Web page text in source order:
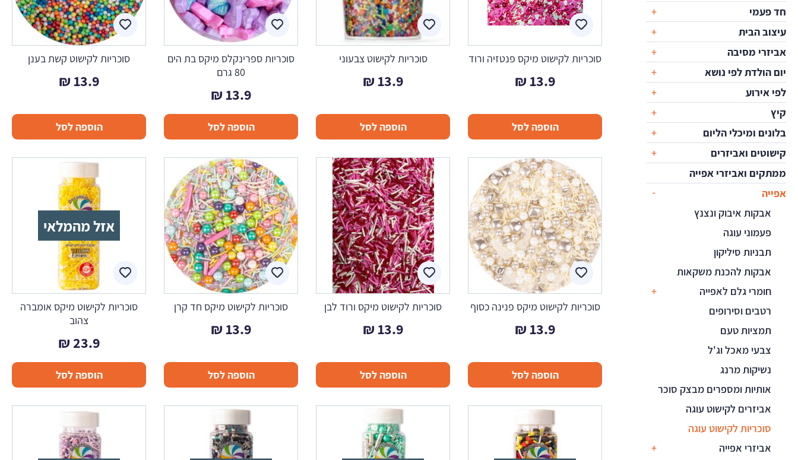
חד פעמי
עיצוב הבית
אביזרי מסיבה
יום הולדת לפי נושא
לפי אירוע
קיץ
בלונים ומיכלי הליום
קישוטים ואביזרים
ממתקים ואביזרי אפייה
אפייה
אבקות איבוק ונצנץ
פעמוני עוגה
תבניות סיליקון
אבקות להכנת משקאות
חומרי גלם לאפייה
רטבים וסירופים
תמציות טעם
צבעי מאכל וג'ל
נשיקות מרנג
אותיות ומספרים מבצק סוכר
אביזרים לקישוט עוגה
סוכריות לקישוט עוגה
אביזרי אפייה
סוכריות לקישוט מיקס פנטזיה ורוד
13.9
₪
הוספה לסל
סוכריות לקישוט צבעוני
13.9
₪
הוספה לסל
סוכריות ספרינקלס מיקס בת הים
80 גרם
13.9
₪
הוספה לסל
סוכריות לקישוט קשת בענן
13.9
₪
הוספה לסל
סוכריות לקישוט מיקס פנינה כסוף
13.9
₪
הוספה לסל
סוכריות לקישוט מיקס ורוד לבן
13.9
₪
הוספה לסל
סוכריות לקישוט מיקס חד קרן
13.9
₪
הוספה לסל
אזל מהמלאי
סוכריות לקישוט מיקס אומברה
צהוב
23.9
₪
הוספה לסל